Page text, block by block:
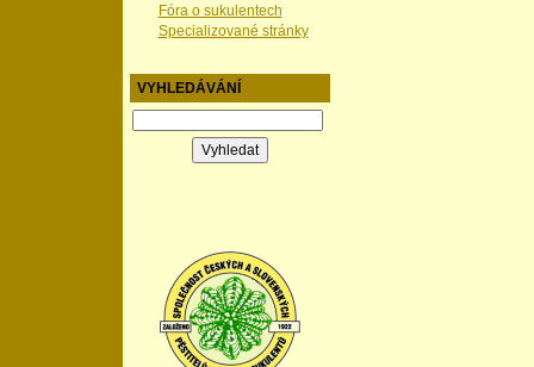
Fóra o sukulentech
Specializované stránky
VYHLEDÁVÁNÍ